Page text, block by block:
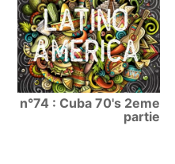
n°74 : Cuba 70's 2eme
partie